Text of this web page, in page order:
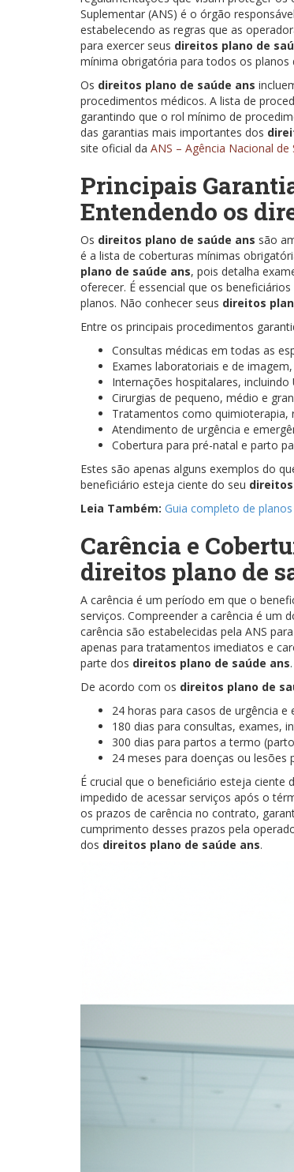
Suplementar (ANS) é o órgão
estabelecendo as regras que as
para exercer seus direitos plano de
mínima obrigatória para todos os planos
Os direitos plano de saúde ans
procedimentos médicos. A lista de
garantindo que o rol mínimo de
das garantias mais importantes dos
site oficial da ANS – Agência Nacional
Principais
Entendendo os
Os direitos plano de saúde ans são
é a lista de coberturas mínimas
plano de saúde ans, pois detalha
oferecer. É essencial que os
planos. Não conhecer seus direitos
Entre os principais procedimentos
Consultas médicas em todas as
Exames laboratoriais e de
Internações hospitalares,
Cirurgias de pequeno, médio e
Tratamentos como quimioterapia,
Atendimento de urgência e
Cobertura para pré-natal e parto
Estes são apenas alguns exemplos do
beneficiário esteja ciente do seu
Leia Também: Guia completo de
Carência e
direitos plano de
A carência é um período em que o
serviços. Compreender a carência é um
carência são estabelecidas pela ANS
apenas para tratamentos imediatos e
parte dos direitos plano de saúde ans.
De acordo com os direitos plano de
24 horas para casos de urgência e
180 dias para consultas, exames,
300 dias para partos a termo
24 meses para doenças ou lesões
É crucial que o beneficiário esteja ciente
impedido de acessar serviços após o
os prazos de carência no contrato,
cumprimento desses prazos pela
dos direitos plano de saúde ans.